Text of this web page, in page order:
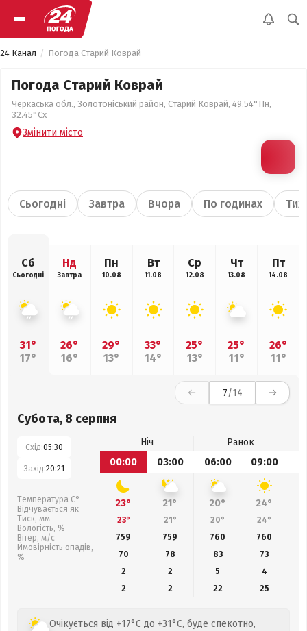
24 Канал Погода Старий Коврай
Погода Старий Коврай
Черкаська обл., Золотоніський район, Старий Коврай, 49.54°Пн,
32.45°Сх
Змінити місто
Сьогодні Завтра Вчора По годинах
Сб
Сьогодні
31°
17°
Нд
Завтра
26°
16°
Пн
10.08
29°
13°
Вт
11.08
33°
14°
Ср
12.08
25°
13°
Чт
13.08
25°
11°
Пт
14.08
26°
11°
7/14
Субота, 8 серпня
Схід:05:30
Захід:20:21
Температура С°
Відчувається як
Тиск, мм
Вологість, %
Вітер, м/с
Ймовірність опадів,
%
Ніч
Ранок
00:00
03:00 06:00 09:00
23° 21° 20° 24°
23° 21° 20° 24°
759
759 760 760
70
78 83 73
2
2 5
4
2
2 22 25
Очікується від +17°C до +31°C, буде спекотно,